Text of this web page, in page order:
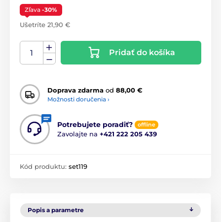
Zľava -30%
Ušetríte 21,90 €
Pridať do košíka
Doprava zdarma od 88,00 €
Možnosti doručenia ›
Potrebujete poradiť? offline
Zavolajte na +421 222 205 439
Kód produktu: set119
Popis a parametre